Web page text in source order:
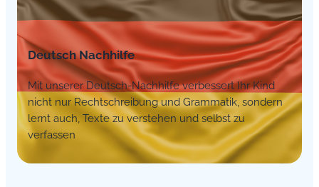
Deutsch Nachhilfe
Mit unserer Deutsch-Nachhilfe verbessert Ihr Kind
nicht nur Rechtschreibung und Grammatik, sondern
lernt auch, Texte zu verstehen und selbst zu
verfassen